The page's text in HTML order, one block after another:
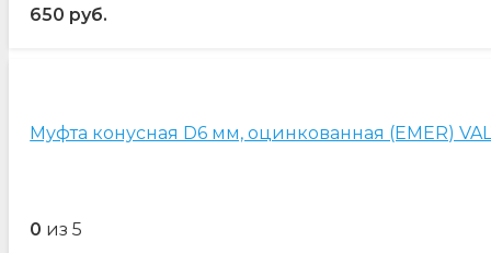
650 руб.
Муфта конусная D6 мм, оцинкованная (EMER)
0 из 5